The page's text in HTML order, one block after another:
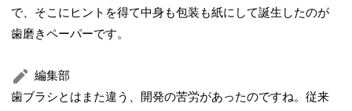
で、そこにヒントを得て中身も包装も紙にして誕生したのが
歯磨きペーパーです。
編集部
歯ブラシとはまた違う、開発の苦労があったのですね。従来